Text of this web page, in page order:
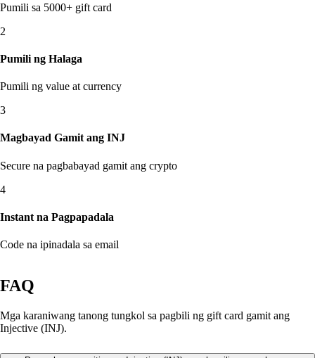
Pumili sa 5000+ gift card
2
Pumili ng Halaga
Pumili ng value at currency
3
Magbayad Gamit ang INJ
Secure na pagbabayad gamit ang crypto
4
Instant na Pagpapadala
Code na ipinadala sa email
FAQ
Mga karaniwang tanong tungkol sa pagbili ng gift card gamit ang
Injective (INJ).